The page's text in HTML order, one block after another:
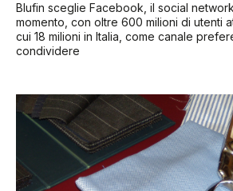
Blufin sceglie Facebook, il social
momento, con oltre 600 milioni di utenti
cui 18 milioni in Italia, come canale
condividere